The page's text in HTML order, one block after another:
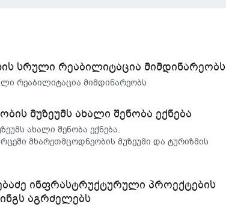
სრული რეაბილიტაცია მიმდინარეობს
რეაბილიტაცია მიმდინარეობს
მუზეუმს ახალი შენობა ექნება
ახალი შენობა ექნება.
მხარეთმცოდნეობის მუზეუმი და ტურიზმის
ინფრასტრუქტურული პროექტების
აგრძელებს